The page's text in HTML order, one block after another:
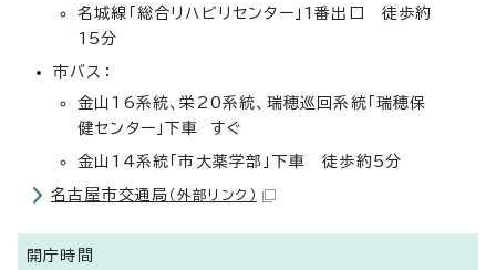
名城線「総合リハビリセンター」1番出口 徒歩約
15分
市バス：
金山16系統、栄20系統、瑞穂巡回系統「瑞穂保
健センター」下車 すぐ
金山14系統「市大薬学部」下車 徒歩約5分
名古屋市交通局 （外部リンク）
開庁時間